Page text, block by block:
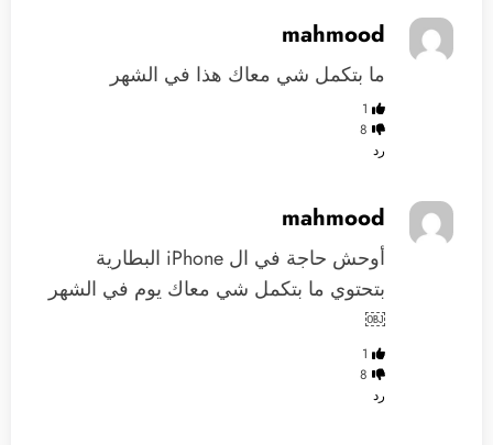
mahmood
‏ما بتكمل شي معاك هذا في الشهر
1
8
رد
mahmood
‏أوحش حاجة في ال iPhone البطارية
بتحتوي ما بتكمل شي معاك يوم في الشهر
￼
1
8
رد